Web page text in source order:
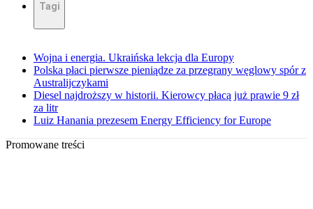
Tagi
Wojna i energia. Ukraińska lekcja dla Europy
Polska płaci pierwsze pieniądze za przegrany węglowy spór z
Australijczykami
Diesel najdroższy w historii. Kierowcy płacą już prawie 9 zł
za litr
Luiz Hanania prezesem Energy Efficiency for Europe
Promowane treści